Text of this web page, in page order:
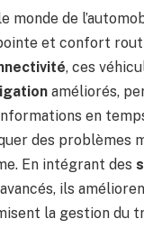
monde de
et confort
, ces
améliorés,
informations en
des problèmes
En intégrant des
avancés, ils
la gestion du